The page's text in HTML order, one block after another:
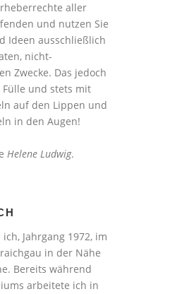
aller
und nutzen Sie
Ideen ausschließlich
nicht-
Zwecke. Das jedoch
und stets mit
auf den Lippen und
in den Augen!
Helene Ludwig.
Jahrgang 1972, im
in der Nähe
Bereits während
arbeitete ich in